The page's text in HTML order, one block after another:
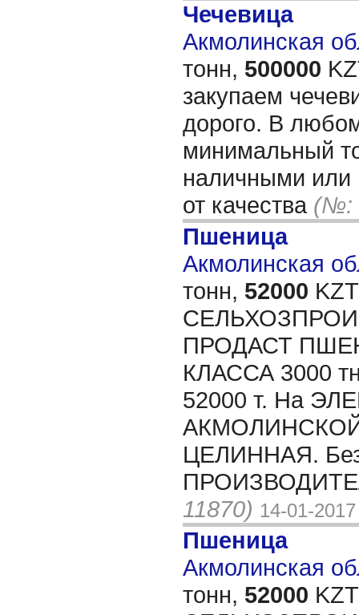
Чечевица
Акмолинская
тонн, 500000
закупаем
дорого. В
минимальный
наличными или
от качества (№:
Пшеница
Акмолинская
тонн, 52000
ПРОДАСТ
КЛАССА 3000
52000 т. На
ЦЕЛИННАЯ.
11870) 14-01-2017
Пшеница
Акмолинская
тонн, 52000